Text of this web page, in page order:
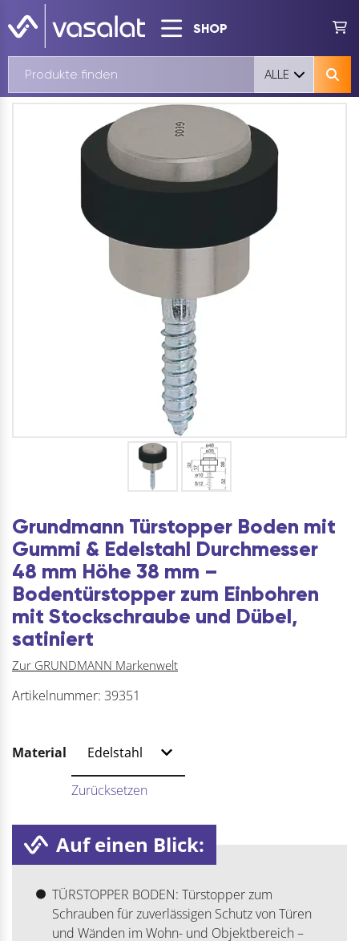
SHOP
ALLE
Grundmann Türstopper Boden mit
Gummi & Edelstahl Durchmesser
48 mm Höhe 38 mm –
Bodentürstopper zum Einbohren
mit Stockschraube und Dübel,
satiniert
Zur GRUNDMANN Markenwelt
Artikelnummer: 39351
Material
Zurücksetzen
Auf einen Blick:
TÜRSTOPPER BODEN: Türstopper zum
Schrauben für zuverlässigen Schutz von Türen
und Wänden im Wohn- und Objektbereich –